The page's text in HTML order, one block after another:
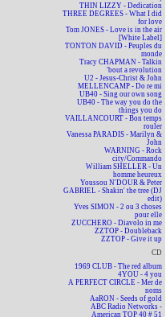
THIN LIZZY - Dedication
THREE DEGREES - What I did
for love
Tom JONES - Love is in the air
[White Label]
TONTON DAVID - Peuples du
monde
Tracy CHAPMAN - Talkin
'bout a revolution
U2 - Jesus-Christ & John
MELLENCAMP - Do re mi
UB40 - Sing our own song
UB40 - The way you do the
things you do
VAILLANCOURT - Bon temps
rouler
Vanessa PARADIS - Marilyn &
John
WARNING - Rock
city/Commando
William SHELLER - Un
homme heureux
Youssou N'DOUR & Peter
GABRIEL - Shakin' the tree (DJ
edit)
Yves SIMON - 2 ou 3 choses
pour elle
ZUCCHERO - Diavolo in me
ZZTOP - Doubleback
ZZTOP - Give it up
CD
1969 CLUB - The red album
4YOU - 4 you
A PERFECT CIRCLE - Mer de
noms
AaRON - Seeds of gold
ABC Radio Networks -
American TOP 40 # 51